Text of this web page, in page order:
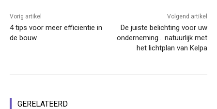
Vorig artikel
4 tips voor meer efficiëntie in
de bouw
Volgend artikel
De juiste belichting voor uw
onderneming… natuurlijk met
het lichtplan van Kelpa
GERELATEERD